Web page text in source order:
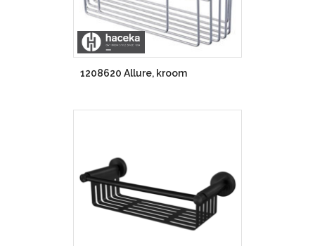
1208620 Allure, kroom